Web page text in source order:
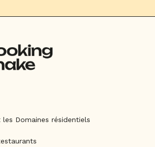
Domaines résidentiels